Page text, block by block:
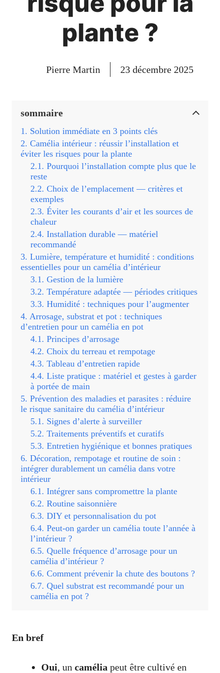
plante ?
Pierre Martin 23 décembre 2025
sommaire
Solution immédiate en 3 points clés
Camélia intérieur : réussir l’installation et
éviter les risques pour la plante
Pourquoi l’installation compte plus que le
reste
Choix de l’emplacement — critères et
exemples
Éviter les courants d’air et les sources de
chaleur
Installation durable — matériel
recommandé
Lumière, température et humidité : conditions
essentielles pour un camélia d’intérieur
Gestion de la lumière
Température adaptée — périodes critiques
Humidité : techniques pour l’augmenter
Arrosage, substrat et pot : techniques
d’entretien pour un camélia en pot
Principes d’arrosage
Choix du terreau et rempotage
Tableau d’entretien rapide
Liste pratique : matériel et gestes à garder
à portée de main
Prévention des maladies et parasites : réduire
le risque sanitaire du camélia d’intérieur
Signes d’alerte à surveiller
Traitements préventifs et curatifs
Entretien hygiénique et bonnes pratiques
Décoration, rempotage et routine de soin :
intégrer durablement un camélia dans votre
intérieur
Intégrer sans compromettre la plante
Routine saisonnière
DIY et personnalisation du pot
Peut-on garder un camélia toute l’année à
l’intérieur ?
Quelle fréquence d’arrosage pour un
camélia d’intérieur ?
Comment prévenir la chute des boutons ?
Quel substrat est recommandé pour un
camélia en pot ?
En bref
Oui, un camélia peut être cultivé en